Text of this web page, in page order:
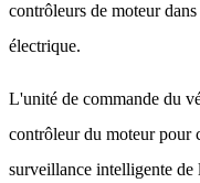
contrôleurs de moteur
électrique.
L'unité de commande du
contrôleur du moteur pour
surveillance intelligente de